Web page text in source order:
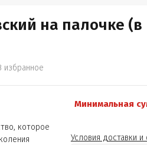
на палочке (в
избранное
которое
Минимальная
Условия доставки и